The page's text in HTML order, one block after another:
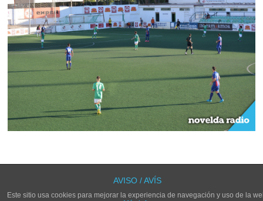
LOS COMENTARIOS Y TRACKBACKS ESTÁN CERRADOS.
AVISO / AVÍS
Este sitio usa cookies para mejorar la experiencia de navegación y uso de la